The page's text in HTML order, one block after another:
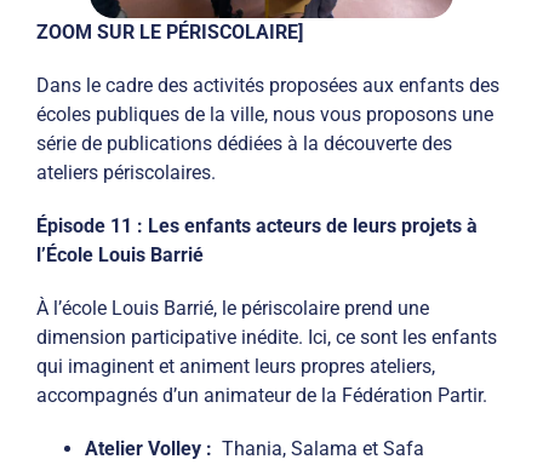
ZOOM SUR LE PÉRISCOLAIRE]
Dans le cadre des activités proposées aux enfants des
écoles publiques de la ville, nous vous proposons une
série de publications dédiées à la découverte des
ateliers périscolaires.
Épisode 11 : Les enfants acteurs de leurs projets à
l’École Louis Barrié
À l’école Louis Barrié, le périscolaire prend une
dimension participative inédite. Ici, ce sont les enfants
qui imaginent et animent leurs propres ateliers,
accompagnés d’un animateur de la Fédération Partir.
Atelier Volley : Thania, Salama et Safa